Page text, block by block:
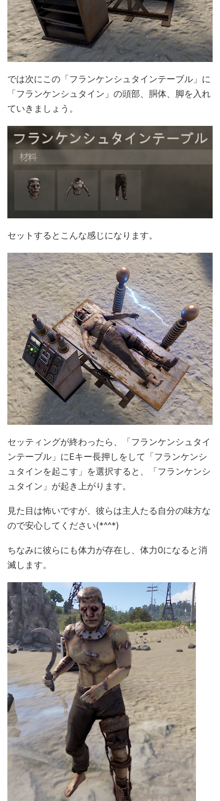
では次にこの「フランケンシュタインテーブル」に
「フランケンシュタイン」の頭部、胴体、脚を入れ
ていきましょう。
セットするとこんな感じになります。
セッティングが終わったら、「フランケンシュタイ
ンテーブル」にEキー長押しをして「フランケンシ
ュタインを起こす」を選択すると、「フランケンシ
ュタイン」が起き上がります。
見た目は怖いですが、彼らは主人たる自分の味方な
ので安心してください(*^^*)
ちなみに彼らにも体力が存在し、体力0になると消
滅します。